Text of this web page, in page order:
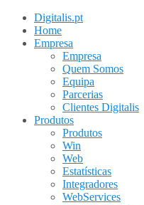
Digitalis.pt
Home
Empresa
Empresa
Quem Somos
Equipa
Parcerias
Clientes Digitalis
Produtos
Produtos
Win
Web
Estatísticas
Integradores
WebServices